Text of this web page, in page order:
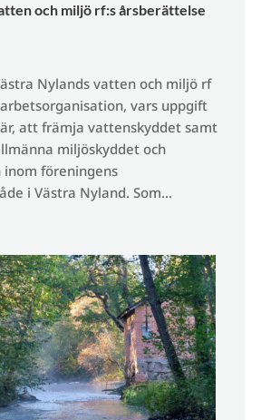
och miljö rf:s årsberättelse
Nylands vatten och miljö rf
vars uppgift
att främja vattenskyddet samt
miljöskyddet och
föreningens
i Västra Nyland. Som...